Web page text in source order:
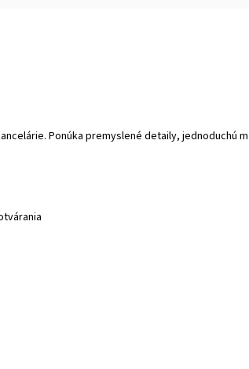
Ponúka premyslené detaily, jednoduchú